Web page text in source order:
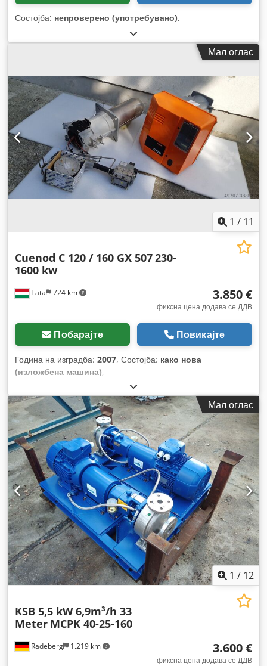
Состојба: непроверено (употребувано),
Мал оглас
1 / 11
Tata 724 km
Cuenod C 120 / 160 GX 507230-
1600 kw
3.850 €
фиксна цена додава се ДДВ
Побарајте Повикајте
Година на изградба: 2007, Состојба: како нова
(изложбена машина),
Мал оглас
1 / 12
Radeberg 1.219 km
KSB 5,5 kW 6,9m³/h 33
Meter MCPK 40-25-160
3.600 €
фиксна цена додава се ДДВ